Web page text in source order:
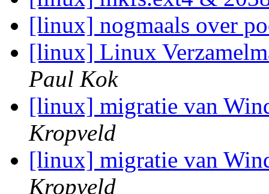
[linux] nogmaals over
[linux] Linux
Paul Kok
[linux] migratie van
Kropveld
[linux] migratie van
Kropveld